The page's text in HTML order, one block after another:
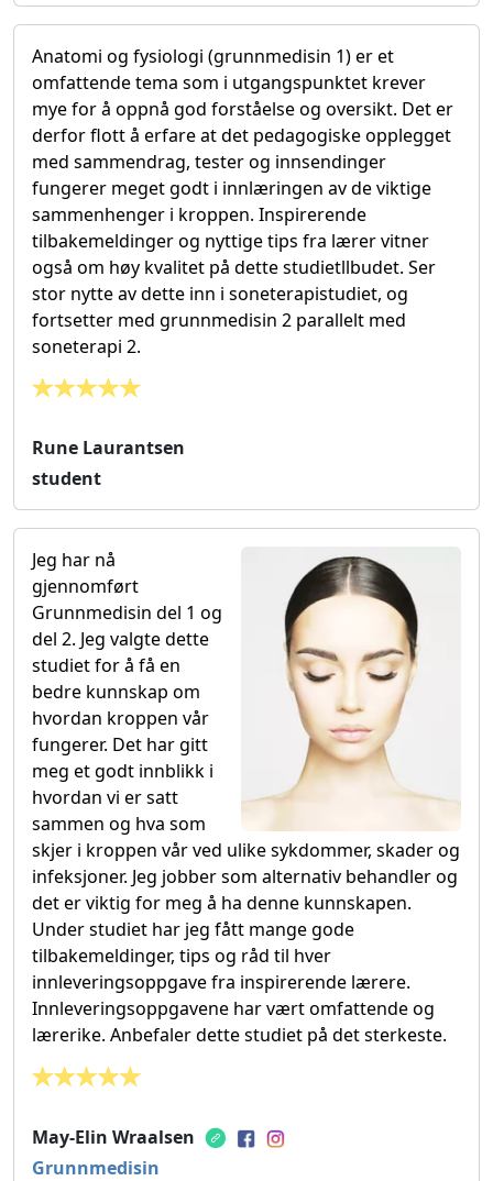
Anatomi og fysiologi (grunnmedisin 1) er et
omfattende tema som i utgangspunktet krever
mye for å oppnå god forståelse og oversikt. Det er
derfor flott å erfare at det pedagogiske opplegget
med sammendrag, tester og innsendinger
fungerer meget godt i innlæringen av de viktige
sammenhenger i kroppen. Inspirerende
tilbakemeldinger og nyttige tips fra lærer vitner
også om høy kvalitet på dette studietllbudet. Ser
stor nytte av dette inn i soneterapistudiet, og
fortsetter med grunnmedisin 2 parallelt med
soneterapi 2.
Rune Laurantsen
student
Jeg har nå
gjennomført
Grunnmedisin del 1 og
del 2. Jeg valgte dette
studiet for å få en
bedre kunnskap om
hvordan kroppen vår
fungerer. Det har gitt
meg et godt innblikk i
hvordan vi er satt
sammen og hva som
skjer i kroppen vår ved ulike sykdommer, skader og
infeksjoner. Jeg jobber som alternativ behandler og
det er viktig for meg å ha denne kunnskapen.
Under studiet har jeg fått mange gode
tilbakemeldinger, tips og råd til hver
innleveringsoppgave fra inspirerende lærere.
Innleveringsoppgavene har vært omfattende og
lærerike. Anbefaler dette studiet på det sterkeste.
May-Elin Wraalsen
Grunnmedisin